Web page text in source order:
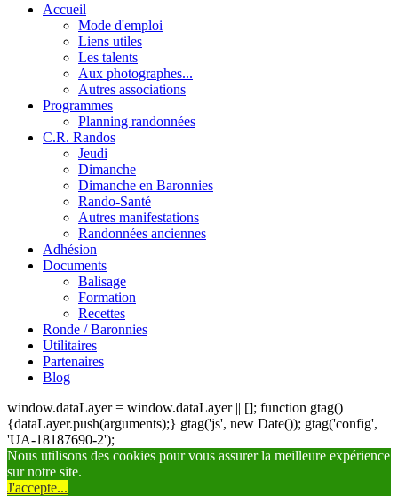
Accueil
Mode d'emploi
Liens utiles
Les talents
Aux photographes...
Autres associations
Programmes
Planning randonnées
C.R. Randos
Jeudi
Dimanche
Dimanche en Baronnies
Rando-Santé
Autres manifestations
Randonnées anciennes
Adhésion
Documents
Balisage
Formation
Recettes
Ronde / Baronnies
Utilitaires
Partenaires
Blog
window.dataLayer = window.dataLayer || []; function gtag()
{dataLayer.push(arguments);} gtag('js', new Date()); gtag('config',
'UA-18187690-2');
Nous utilisons des cookies pour vous assurer la meilleure expérience
sur notre site.
J'accepte...